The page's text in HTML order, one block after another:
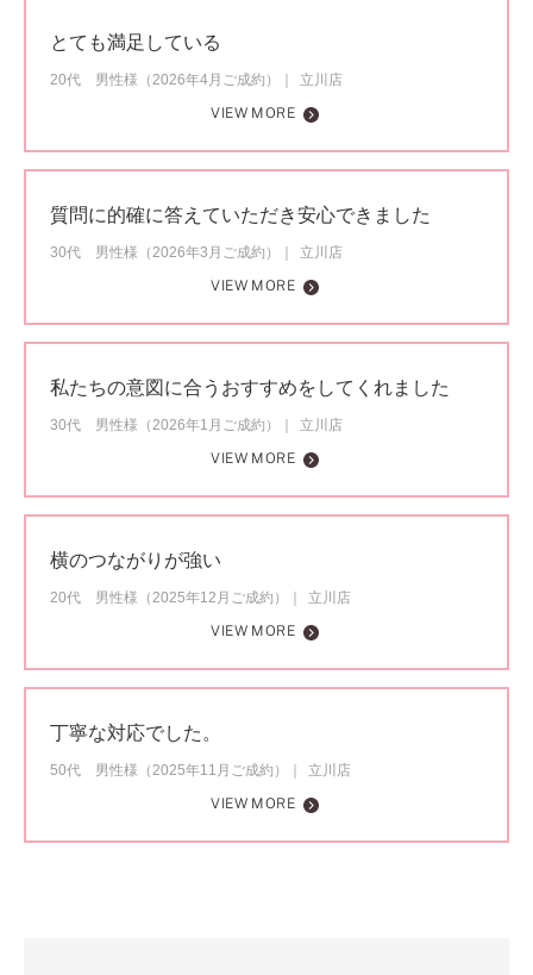
とても満足している
20代 男性様（2026年4月ご成約）
立川店
VIEW MORE
質問に的確に答えていただき安心できました
30代 男性様（2026年3月ご成約）
立川店
VIEW MORE
私たちの意図に合うおすすめをしてくれました
30代 男性様（2026年1月ご成約）
立川店
VIEW MORE
横のつながりが強い
20代 男性様（2025年12月ご成約）
立川店
VIEW MORE
丁寧な対応でした。
50代 男性様（2025年11月ご成約）
立川店
VIEW MORE